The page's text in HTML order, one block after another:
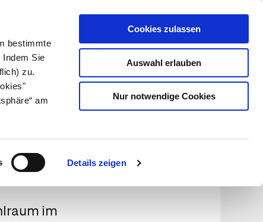
bestimmte
Indem Sie
zu.
am
Details zeigen
Cookies zulassen
Auswahl erlauben
Nur notwendige Cookies
Kundenlogin
Suche
Über uns
im